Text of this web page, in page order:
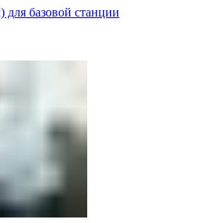
для базовой станции